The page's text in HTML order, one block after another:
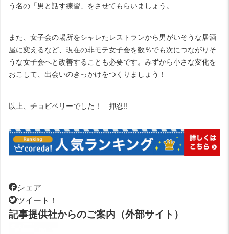
う名の「男と話す練習」をさせてもらいましょう。
また、女子会の場所をシャレたレストランから男がいそうな居酒
屋に変えるなど、現在の非モテ女子会を数％でも次につながりそ
うな女子会へと改善することも必要です。みずから小さな変化を
おこして、出会いのきっかけをつくりましょう！
以上、チョビベリーでした！ 押忍!!
シェア
ツイート！
記事提供社からのご案内（外部サイト）